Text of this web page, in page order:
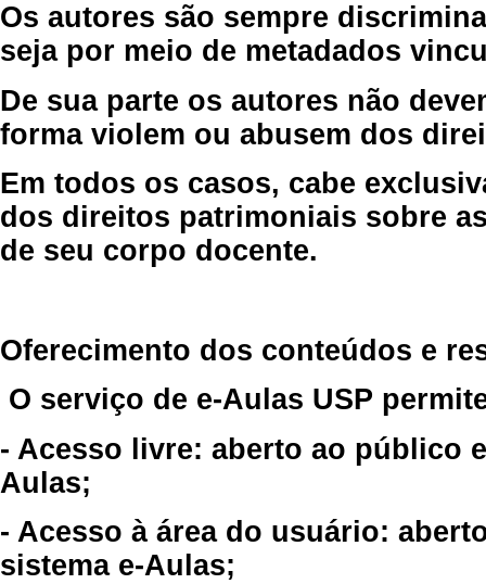
Os autores são sempre
seja por meio de metadados
De sua parte os autores não
forma violem ou abusem dos
Em todos os casos, cabe
dos direitos patrimoniais sobre
de seu corpo docente.
Oferecimento dos conteúdos e
O serviço de e-Aulas USP
- Acesso livre: aberto ao público
Aulas;
- Acesso à área do usuário:
sistema e-Aulas;